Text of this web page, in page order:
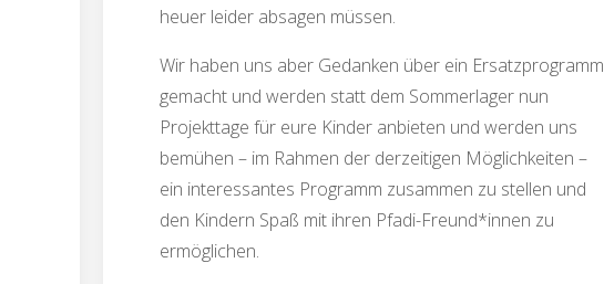
heuer leider absagen müssen.
Wir haben uns aber Gedanken über ein Ersatzprogramm
gemacht und werden statt dem Sommerlager nun
Projekttage für eure Kinder anbieten und werden uns
bemühen – im Rahmen der derzeitigen Möglichkeiten –
ein interessantes Programm zusammen zu stellen und
den Kindern Spaß mit ihren Pfadi-Freund*innen zu
ermöglichen.